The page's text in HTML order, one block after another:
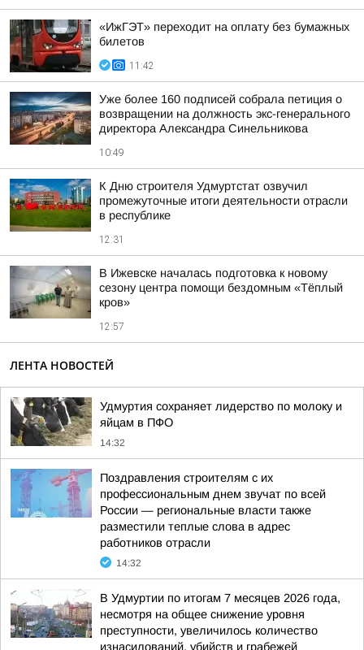
«ИжГЭТ» переходит на оплату без бумажных
билетов
11:42
Уже более 160 подписей собрала петиция о
возвращении на должность экс-генерального
директора Александра Синельникова
10:49
К Дню строителя Удмуртстат озвучил
промежуточные итоги деятельности отрасли
в республике
12:31
В Ижевске началась подготовка к новому
сезону центра помощи бездомным «Тёплый
кров»
12:57
ЛЕНТА НОВОСТЕЙ
Удмуртия сохраняет лидерство по молоку и
яйцам в ПФО
14:32
Поздравления строителям с их
профессиональным днем звучат по всей
России — региональные власти также
разместили теплые слова в адрес
работников отрасли
14:32
В Удмуртии по итогам 7 месяцев 2026 года,
несмотря на общее снижение уровня
преступности, увеличилось количество
изнасилований, убийств и грабежей